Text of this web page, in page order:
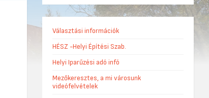
Választási információk
HÉSZ -Helyi Építési Szab.
Helyi Iparűzési adó infó
Mezőkeresztes, a mi városunk
videófelvételek